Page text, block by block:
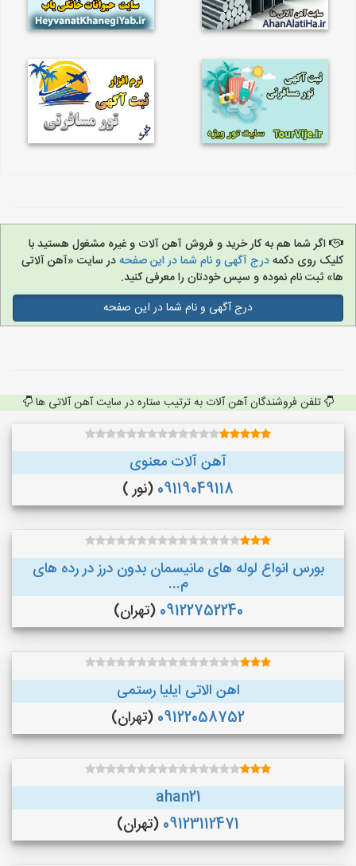
اگر شما هم به کار خرید و فروش آهن آلات و غیره مشغول هستید با
کلیک روی دکمهدرج آگهی و نام شما در این صفحهدر سایت «آهن آلاتی
ها» ثبت نام نموده و سپس خودتان را معرفی کنید.
درج آگهی و نام شما در این صفحه
تلفن فروشندگان آهن آلات به ترتیب ستاره در سایت آهن آلاتی ها
آهن آلات معنوی
09119049118 (نور )
بورس انواع لوله های مانیسمان بدون درز در رده های
م...
09122752240 (تهران)
اهن الاتی ایلیا رستمی
09122058752 (تهران)
ahan21
09123112471 (تهران)